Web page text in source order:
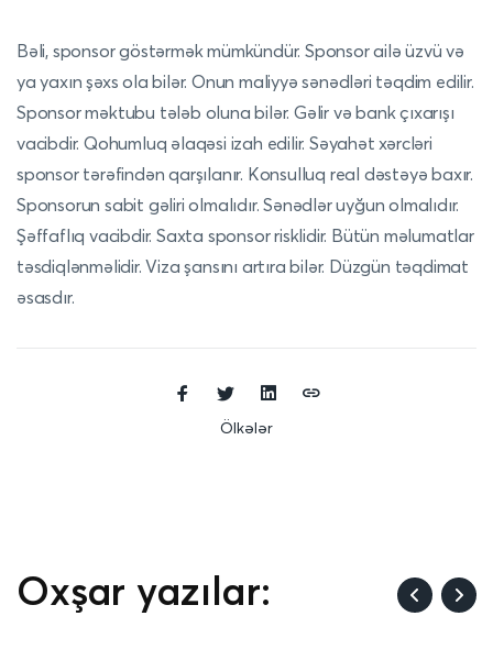
Bəli, sponsor göstərmək mümkündür. Sponsor ailə üzvü və
ya yaxın şəxs ola bilər. Onun maliyyə sənədləri təqdim edilir.
Sponsor məktubu tələb oluna bilər. Gəlir və bank çıxarışı
vacibdir. Qohumluq əlaqəsi izah edilir. Səyahət xərcləri
sponsor tərəfindən qarşılanır. Konsulluq real dəstəyə baxır.
Sponsorun sabit gəliri olmalıdır. Sənədlər uyğun olmalıdır.
Şəffaflıq vacibdir. Saxta sponsor risklidir. Bütün məlumatlar
təsdiqlənməlidir. Viza şansını artıra bilər. Düzgün təqdimat
əsasdır.
Ölkələr
Oxşar yazılar: